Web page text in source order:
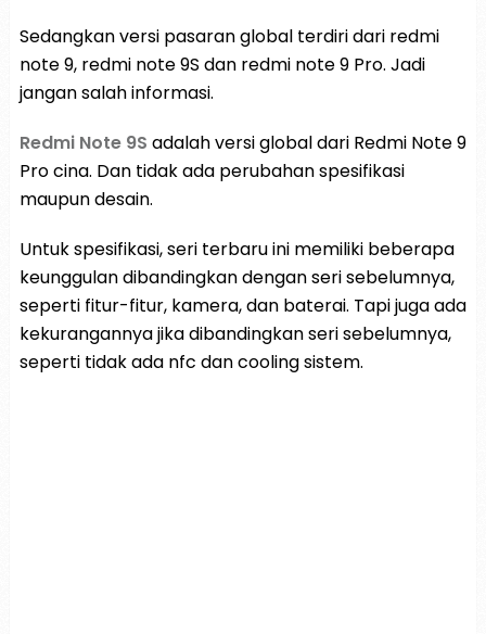
Sedangkan versi pasaran global terdiri dari redmi
note 9, redmi note 9S dan redmi note 9 Pro. Jadi
jangan salah informasi.
Redmi Note 9S adalah versi global dari Redmi Note 9
Pro cina. Dan tidak ada perubahan spesifikasi
maupun desain.
Untuk spesifikasi, seri terbaru ini memiliki beberapa
keunggulan dibandingkan dengan seri sebelumnya,
seperti fitur-fitur, kamera, dan baterai. Tapi juga ada
kekurangannya jika dibandingkan seri sebelumnya,
seperti tidak ada nfc dan cooling sistem.